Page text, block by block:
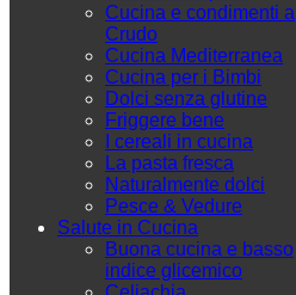
Cucina e condimenti a
Crudo
Cucina Mediterranea
Cucina per i Bimbi
Dolci senza glutine
Friggere bene
I cereali in cucina
La pasta fresca
Naturalmente dolci
Pesce & Vedure
Salute in Cucina
Buona cucina e basso
indice glicemico